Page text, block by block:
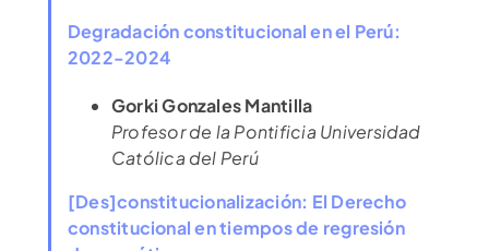
Degradación constitucional en el Perú:
2022-2024
Gorki Gonzales Mantilla
Profesor de la Pontificia Universidad
Católica del Perú
[Des]constitucionalización: El Derecho
constitucional en tiempos de regresión